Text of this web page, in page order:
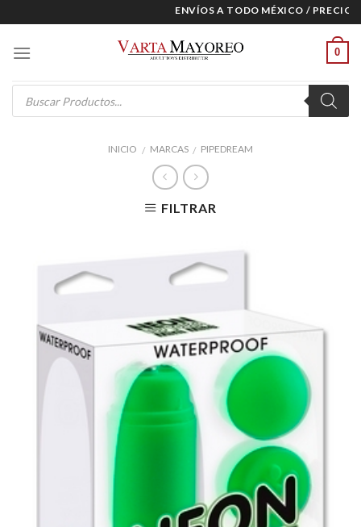
to
content
ENVÍOS A TODO MÉXICO / PRECIOS
0
Products
search
INICIO / MARCAS / PIPEDREAM
FILTRAR